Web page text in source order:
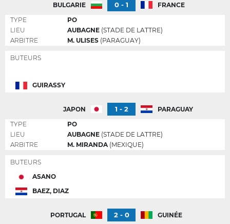
BULGARIE 0 - 1
FRANCE
TYPE
PO
LIEU
AUBAGNE (STADE DE LATTRE)
ARBITRE
M. ULISES (PARAGUAY)
BUTEURS
GUIRASSY
JAPON 1 - 2
PARAGUAY
TYPE
PO
LIEU
AUBAGNE (STADE DE LATTRE)
ARBITRE
M. MIRANDA (MEXIQUE)
BUTEURS
ASANO
BAEZ, DIAZ
PORTUGAL 2 - 0
GUINÉE